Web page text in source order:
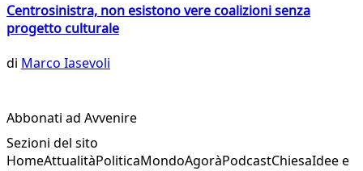
Centrosinistra, non esistono vere coalizioni senza
progetto culturale
di Marco Iasevoli
Abbonati ad Avvenire
Sezioni del sito
HomeAttualitàPoliticaMondoAgoràPodcastChiesaIdee e